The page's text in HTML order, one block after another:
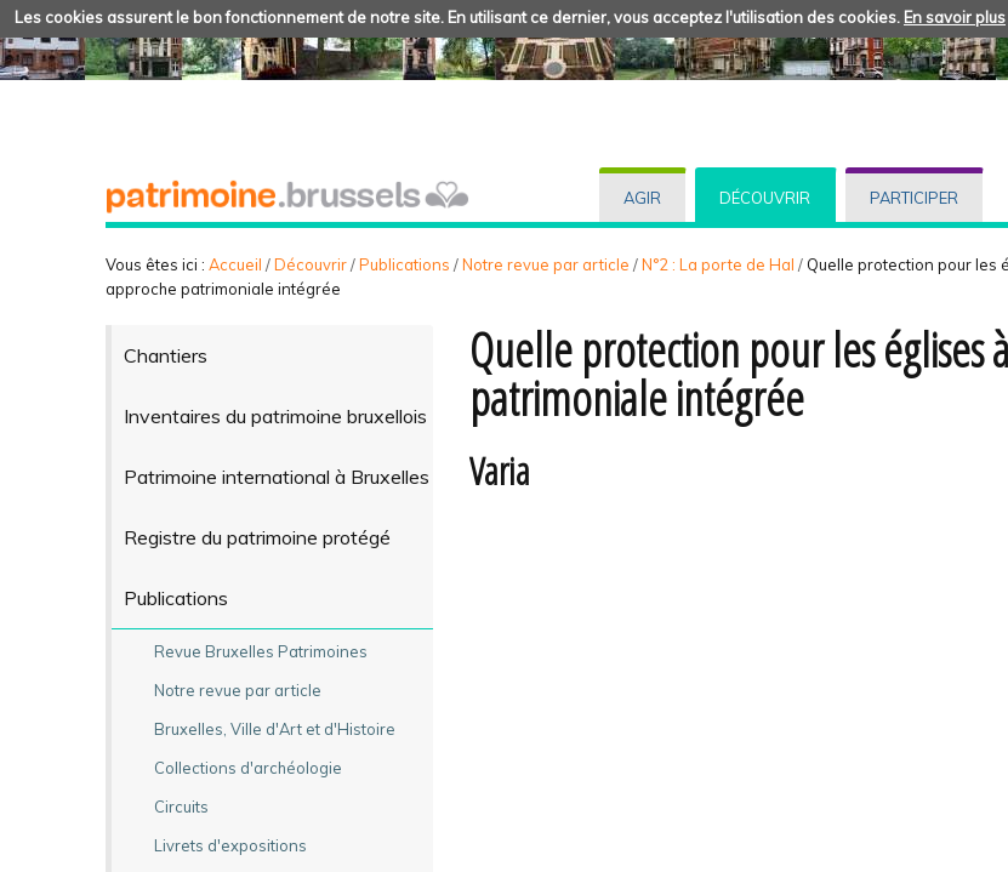
Les cookies assurent le bon fonctionnement de notre site. En utilisant ce dernier, vous acceptez l'utilisation des cookies. En savoir plus
AGIR DÉCOUVRIR PARTICIPER
Vous êtes ici : Accueil /Découvrir/Publications /Notre revue par article /N°2 : La porte de Hal / Quelle protection pour les
approche patrimoniale intégrée
Chantiers
Inventaires du patrimoine bruxellois
Patrimoine international à Bruxelles
Registre du patrimoine protégé
Publications
Revue Bruxelles Patrimoines
Notre revue par article
Bruxelles, Ville d'Art et d'Histoire
Collections d'archéologie
Circuits
Livrets d'expositions
Quelle protection pour les églises
patrimoniale intégrée
Varia